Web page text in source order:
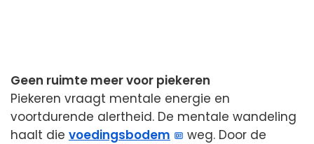
Geen ruimte meer voor piekeren
Piekeren vraagt mentale energie en
voortdurende alertheid. De mentale wandeling
haalt die voedingsbodem
weg. Door de